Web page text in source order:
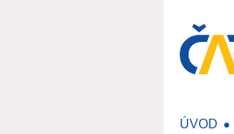
ÚVOD